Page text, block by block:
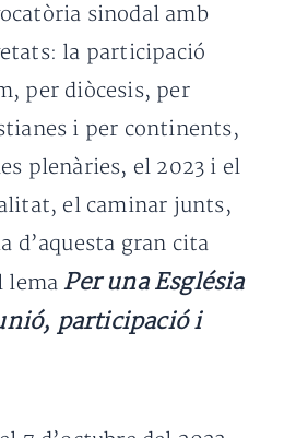
sinodal amb
la participació
per diòcesis, per
i per continents,
plenàries, el 2023 i el
el caminar junts,
d’aquesta gran cita
lemaPer una Església
participació i